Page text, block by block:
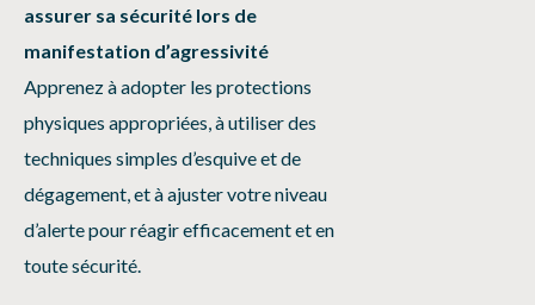
assurer sa sécurité lors de
manifestation d’agressivité
Apprenez à adopter les protections
physiques appropriées, à utiliser des
techniques simples d’esquive et de
dégagement, et à ajuster votre niveau
d’alerte pour réagir efficacement et en
toute sécurité.